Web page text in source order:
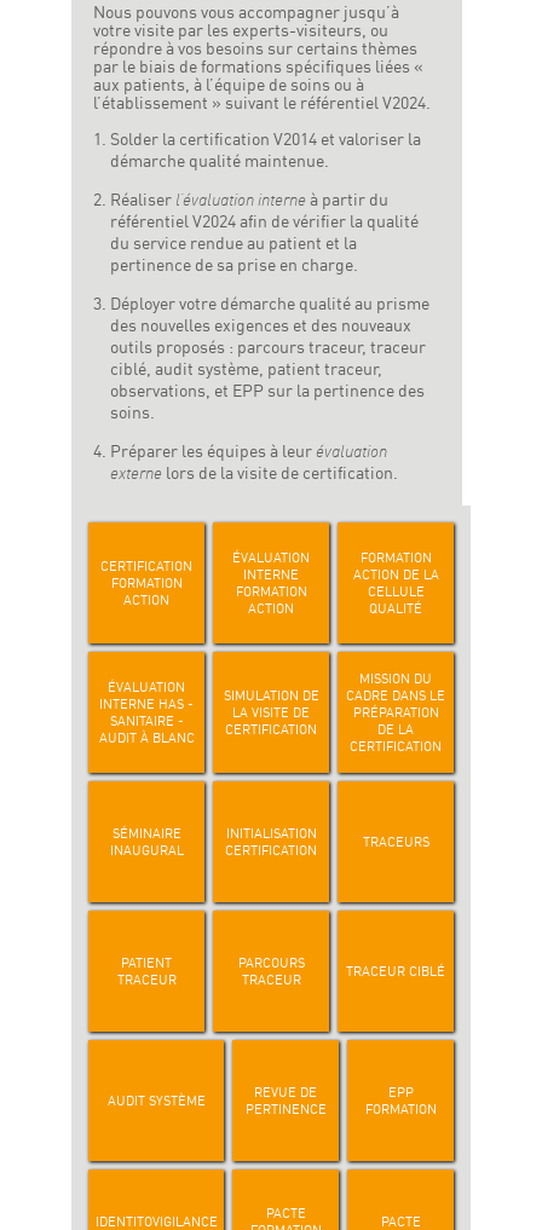
Nous pouvons vous accompagner jusqu’à
votre visite par les experts-visiteurs, ou
répondre à vos besoins sur certains thèmes
par le biais de formations spécifiques liées «
aux patients, à l’équipe de soins ou à
l’établissement » suivant le référentiel V2024.
Solder la certification V2014 et valoriser la
démarche qualité maintenue.
Réaliser l’évaluation interne à partir du
référentiel V2024 afin de vérifier la qualité
du service rendue au patient et la
pertinence de sa prise en charge.
Déployer votre démarche qualité au prisme
des nouvelles exigences et des nouveaux
outils proposés : parcours traceur, traceur
ciblé, audit système, patient traceur,
observations, et EPP sur la pertinence des
soins.
Préparer les équipes à leurévaluation
externe lors de la visite de certification.
CERTIFICATION
FORMATION
ACTION
ÉVALUATION
INTERNE
FORMATION
ACTION
FORMATION
ACTION DE LA
CELLULE
QUALITÉ
ÉVALUATION
INTERNE HAS -
SANITAIRE -
AUDIT À BLANC
SIMULATION DE
LA VISITE DE
CERTIFICATION
MISSION DU
CADRE DANS LE
PRÉPARATION
DE LA
CERTIFICATION
SÉMINAIRE
INAUGURAL
INITIALISATION
CERTIFICATION
TRACEURS
PATIENT
TRACEUR
PARCOURS
TRACEUR
TRACEUR CIBLÉ
AUDIT SYSTÈME
REVUE DE
PERTINENCE
EPP
FORMATION
IDENTITOVIGILANCE
PACTE
PACTE